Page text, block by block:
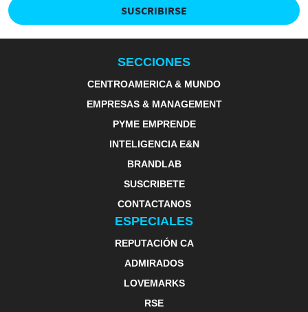
SUSCRIBIRSE
SECCIONES
CENTROAMERICA & MUNDO
EMPRESAS & MANAGEMENT
PYME EMPRENDE
INTELIGENCIA E&N
BRANDLAB
SUSCRIBETE
CONTACTANOS
ESPECIALES
REPUTACIÓN CA
ADMIRADOS
LOVEMARKS
RSE